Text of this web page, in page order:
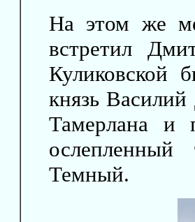
На этом же
встретил
Куликовской
князь
Тамерлана и
Темный.